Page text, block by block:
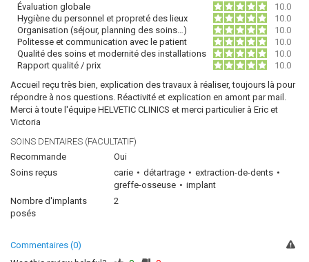
Évaluation globale
10.0
Hygiène du personnel et propreté des lieux
10.0
Organisation (séjour, planning des soins…)
10.0
Politesse et communication avec le patient
10.0
Qualité des soins et modernité des installations
10.0
Rapport qualité / prix
10.0
Accueil reçu très bien, explication des travaux à réaliser, toujours là pour
répondre à nos questions. Réactivité et explication en amont par mail.
Merci à toute l'équipe HELVETIC CLINICS et merci particulier à Eric et
Victoria
SOINS DENTAIRES (FACULTATIF)
Recommande
Oui
Soins reçus
carie détartrage
extraction-de-dents
greffe-osseuse
implant
Nombre d'implants
posés
2
Commentaires (0)